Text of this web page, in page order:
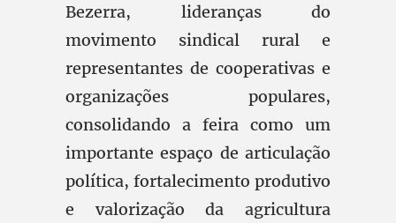
Bezerra, lideranças do
movimento sindical rural e
representantes de cooperativas e
organizações populares,
consolidando a feira como um
importante espaço de articulação
política, fortalecimento produtivo
e valorização da agricultura